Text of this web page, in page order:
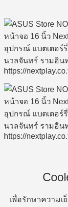
เพื่อรักษาความ